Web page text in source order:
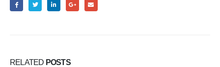
RELATED POSTS